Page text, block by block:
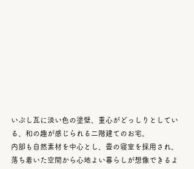
いぶし瓦に淡い色の塗壁、重心がどっしりとしてい
る、和の趣が感じられる二階建てのお宅。
内部も自然素材を中心とし、畳の寝室を採用され、
落ち着いた空間から心地よい暮らしが想像できるよ